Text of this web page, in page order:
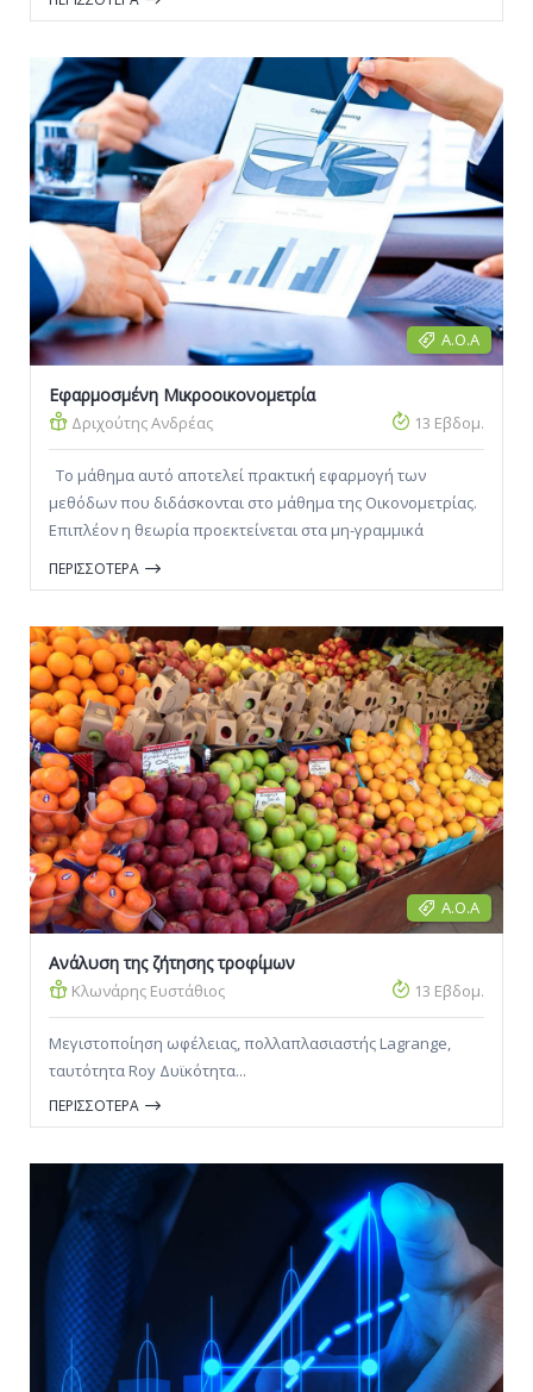
με το αν και κατά πόσο επηρεάζει μια μεταβλητή Χ μια άλλη
εκτελέσουμε ένα πείραμα. Οι φοιτητές, μετά την […]
Α.Ο.Α
Εφαρμοσμένη Μικροοικονομετρία
Δριχούτης Ανδρέας 13 Εβδομ.
Το μάθημα αυτό αποτελεί πρακτική εφαρμογή των
μεθόδων που διδάσκονται στο μάθημα της Οικονομετρίας.
Επιπλέον η θεωρία προεκτείνεται στα μη-γραμμικά
εφαρμογή της. Σκοπός δηλαδή του μαθήματος είναι η
δεδομένων με τη χρήση λογισμικού οικονομετρικών
εφαρμογών.
ΠΕΡΙΣΣΟΤΕΡΑ
Α.Ο.Α
Ανάλυση της ζήτησης τροφίμων
Κλωνάρης Ευστάθιος 13 Εβδομ.
Μεγιστοποίηση ωφέλειας, πολλαπλασιαστής Lagrange,
ταυτότητα Roy Δυϊκότητα...
ΠΕΡΙΣΣΟΤΕΡΑ